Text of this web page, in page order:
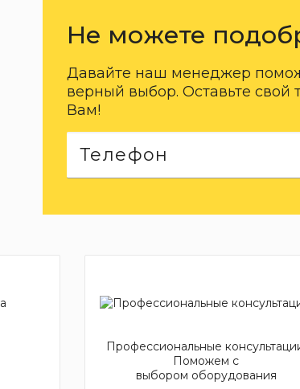
Не можете
Давайте наш менеджер
верный выбор. Оставьте
Вам!
Профессиональные
Поможем с
выбором оборудования